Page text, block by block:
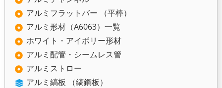
アルミフラットバー （平棒）
アルミ形材（A6063）一覧
ホワイト・アイボリー形材
アルミ配管・シームレス管
アルミストロー
アルミ縞板 （縞鋼板）